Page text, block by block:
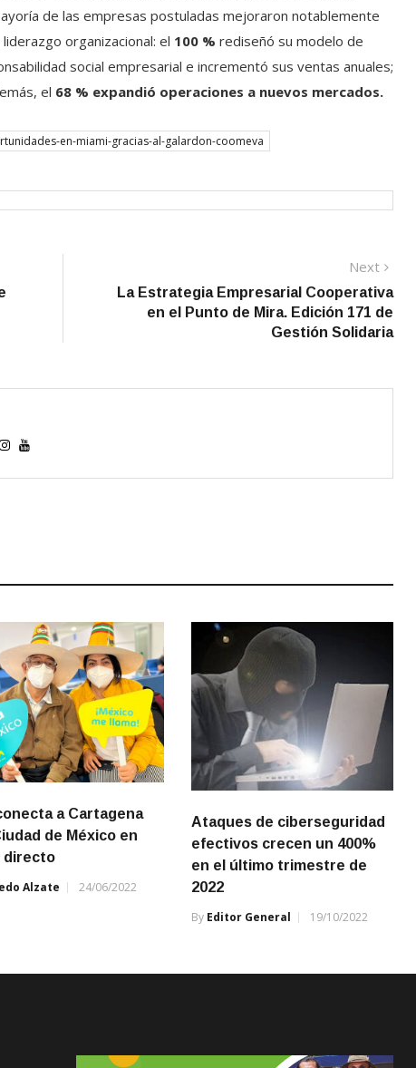
de las empresas postuladas mejoraron notablemente
organizacional: el 100 % rediseñó su modelo de
social empresarial e incrementó sus ventas anuales;
el 68 % expandió operaciones a nuevos mercados.
en-miami-gracias-al-galardon-coomeva
Next
post:
La Estrategia Empresarial Cooperativa
en el Punto de Mira. Edición 171 de
Gestión Solidaria
a Cartagena
de México en
directo
Alzate 24/06/2022
Ataques de ciberseguridad
efectivos crecen un 400%
en el último trimestre de
2022
By Editor General 19/10/2022